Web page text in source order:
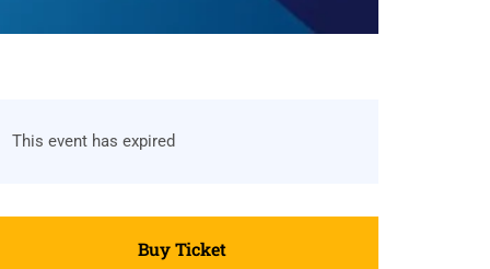
This event has expired
Buy Ticket